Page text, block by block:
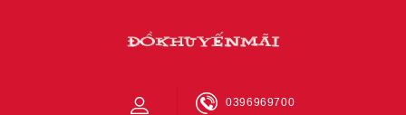
0396969700